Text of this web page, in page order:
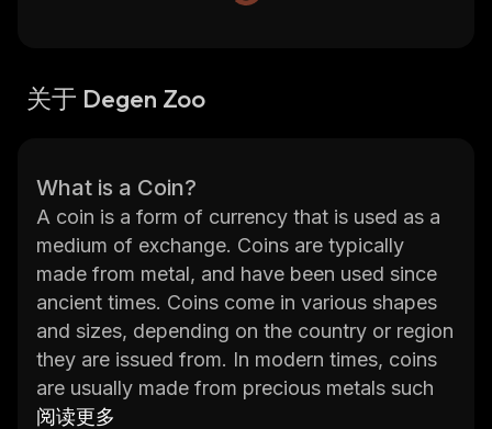
关于 Degen Zoo
What is a Coin?
A coin is a form of currency that is used as a
medium of exchange. Coins are typically
made from metal, and have been used since
ancient times. Coins come in various shapes
and sizes, depending on the country or region
they are issued from. In modern times, coins
are usually made from precious metals such
as gold, silver, copper, nickel or aluminum.
阅读更多